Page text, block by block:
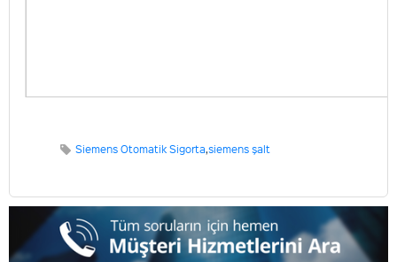
Siemens Otomatik Sigorta,siemens şalt